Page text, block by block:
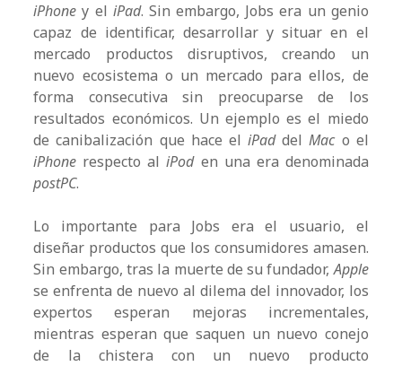
iPhone y el iPad. Sin embargo, Jobs era un genio
capaz de identificar, desarrollar y situar en el
mercado productos disruptivos, creando un
nuevo ecosistema o un mercado para ellos, de
forma consecutiva sin preocuparse de los
resultados económicos. Un ejemplo es el miedo
de canibalización que hace eliPaddelMaco el
iPhone respecto aliPoden una era denominada
postPC.
Lo importante para Jobs era el usuario, el
diseñar productos que los consumidores amasen.
Sin embargo, tras la muerte de su fundador,Apple
se enfrenta de nuevo al dilema del innovador, los
expertos esperan mejoras incrementales,
mientras esperan que saquen un nuevo conejo
de la chistera con un nuevo producto